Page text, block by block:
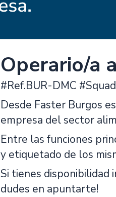
Operario/a
#Ref.BUR-DMC
Desde Faster Burgos
empresa del sector
Entre las funciones
y etiquetado de los
Si tienes disponibilidad
dudes en apuntarte!